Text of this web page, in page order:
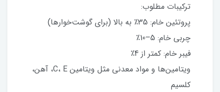
ترکیبات مطلوب:
پروتئین خام: 35٪ به بالا (برای گوشت‌خوارها)
چربی خام: 5–10٪
فیبر خام: کمتر از 4٪
ویتامین‌ها و مواد معدنی مثل ویتامین C، E، آهن،
کلسیم